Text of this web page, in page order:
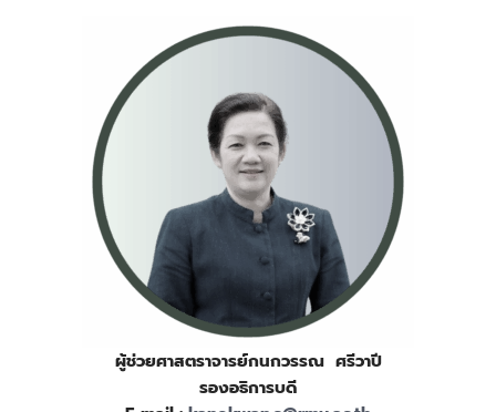
ผู้ช่วยศาสตราจารย์กนกวรรณ ศรีวาปี
รองอธิการบดี